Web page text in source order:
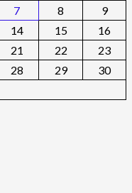
7 8
9
14 15
16
21 22
23
28 29
30